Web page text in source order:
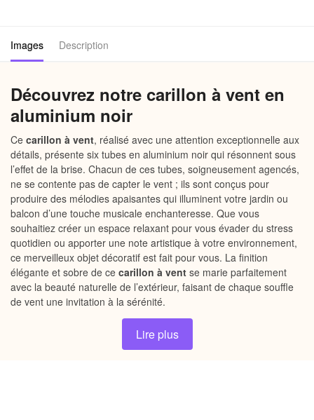
Images Description
Découvrez notre carillon à vent en
aluminium noir
Ce carillon à vent, réalisé avec une attention exceptionnelle aux
détails, présente six tubes en aluminium noir qui résonnent sous
l’effet de la brise. Chacun de ces tubes, soigneusement agencés,
ne se contente pas de capter le vent ; ils sont conçus pour
produire des mélodies apaisantes qui illuminent votre jardin ou
balcon d’une touche musicale enchanteresse. Que vous
souhaitiez créer un espace relaxant pour vous évader du stress
quotidien ou apporter une note artistique à votre environnement,
ce merveilleux objet décoratif est fait pour vous. La finition
élégante et sobre de ce carillon à vent se marie parfaitement
avec la beauté naturelle de l’extérieur, faisant de chaque souffle
de vent une invitation à la sérénité.
Lire plus